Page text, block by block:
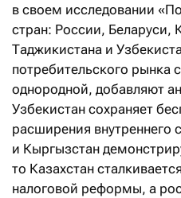
в своем исследовании
стран: России, Беларуси,
Таджикистана и
потребительского рынка
однородной, добавляют
Узбекистан сохраняет
расширения внутреннего
и Кыргызстан
то Казахстан
налоговой реформы, а